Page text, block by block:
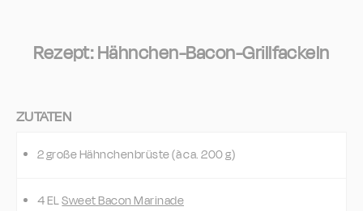
Rezept: Hähnchen-Bacon-Grillfackeln
ZUTATEN
2 große Hähnchenbrüste (à ca. 200 g)
4 ELSweet Bacon Marinade